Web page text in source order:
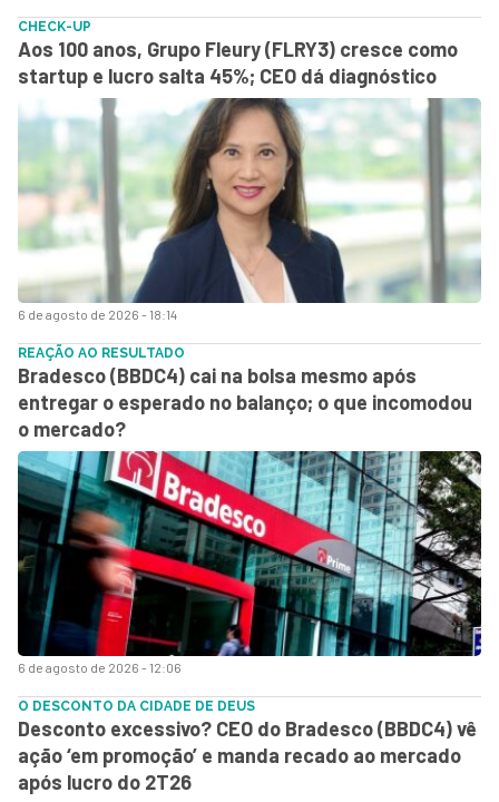
6 de agosto de 2026 - 18:14
CHECK-UP
Aos 100 anos, Grupo Fleury (FLRY3) cresce como
startup e lucro salta 45%; CEO dá diagnóstico
6 de agosto de 2026 - 12:06
REAÇÃO AO RESULTADO
Bradesco (BBDC4) cai na bolsa mesmo após
entregar o esperado no balanço; o que incomodou
o mercado?
O DESCONTO DA CIDADE DE DEUS
Desconto excessivo? CEO do Bradesco (BBDC4) vê
ação ‘em promoção’ e manda recado ao mercado
após lucro do 2T26